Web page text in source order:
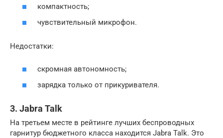
компактность;
чувствительный микрофон.
Недостатки:
скромная автономность;
зарядка только от прикуривателя.
3. Jabra Talk
На третьем месте в рейтинге лучших беспроводных
гарнитур бюджетного класса находится Jabra Talk. Это